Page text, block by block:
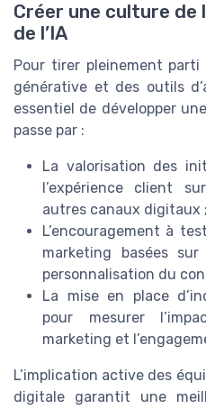
Créer une culture de
de l’IA
Pour tirer pleinement
générative et des outils
essentiel de développer
passe par :
La valorisation des
l’expérience client
autres canaux digitaux ;
L’encouragement à
marketing basées
personnalisation du
La mise en place
pour mesurer
marketing et
L’implication active des
digitale garantit une